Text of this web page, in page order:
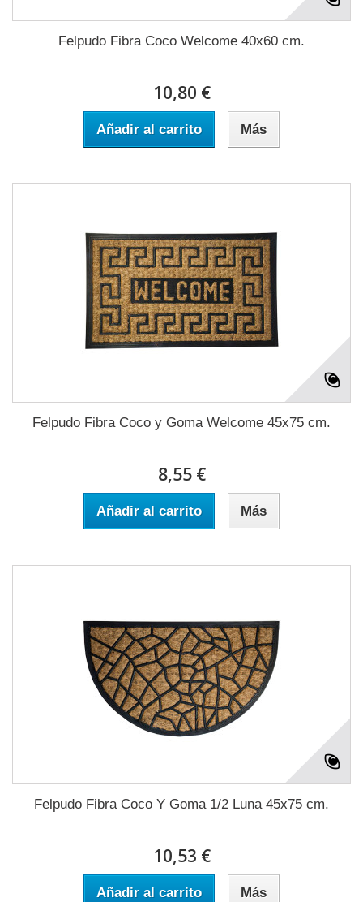
Felpudo Fibra Coco Welcome 40x60 cm.
10,80 €
Añadir al carrito Más
Felpudo Fibra Coco y Goma Welcome 45x75 cm.
8,55 €
Añadir al carrito Más
Felpudo Fibra Coco Y Goma 1/2 Luna 45x75 cm.
10,53 €
Añadir al carrito Más